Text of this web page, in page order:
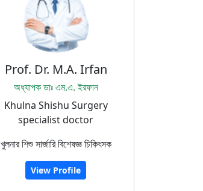
Prof. Dr. M.A. Irfan
অধ্যাপক ডাঃ এম.এ. ইরফান
Khulna Shishu Surgery
specialist doctor
খুলনার শিশু সার্জারি বিশেষজ্ঞ চিকিৎসক
View Profile